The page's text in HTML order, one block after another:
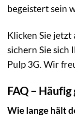
begeistert sein
Klicken Sie
sichern Sie sich
Pulp 3G. Wir
FAQ –
Wie lange hält